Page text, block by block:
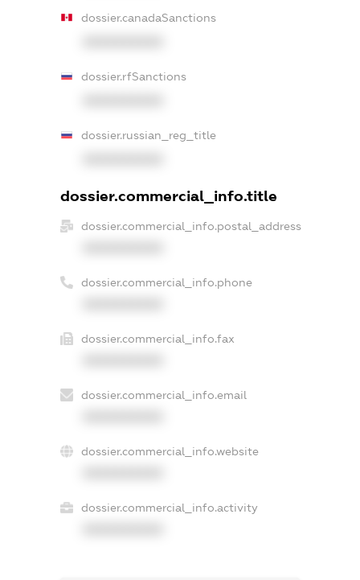
dossier.canadaSanctions
dossier.rfSanctions
dossier.russian_reg_title
dossier.commercial_info.title
dossier.commercial_info.postal_address
dossier.commercial_info.phone
dossier.commercial_info.fax
dossier.commercial_info.email
dossier.commercial_info.website
dossier.commercial_info.activity